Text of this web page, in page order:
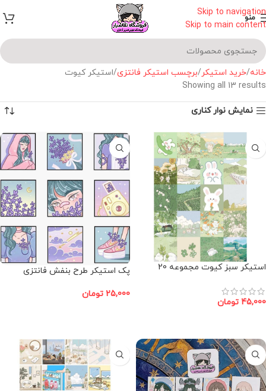
Skip to navigation
Skip to main content
منو
خانه خرید استیکر برچسب استیکر فانتزی استیکر کیوت
Showing all 13 results
نمایش نوار کناری
استیکر سبز کیوت مجموعه 20
45,000 تومان
پک استیکر طرح بنفش فانتزی
25,000 تومان